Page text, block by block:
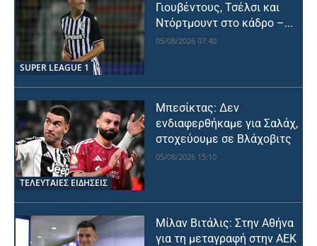
SUPER LEAGUE 1
Γιουβέντους, Τσέλσι και
Ντόρτμουντ στο κάδρο –...
05/08/2026 07:40
ΤΕΛΕΥΤΑΙΕΣ ΕΙΔΗΣΕΙΣ
Μπεσίκτας: Δεν
ενδιαφερθήκαμε για Σαλάχ,
στοχεύουμε σε Βλάχοβιτς
05/08/2026 15:10
Μίλαν Βιτάλις: Στην Αθήνα
για τη μεταγραφή στην ΑΕΚ